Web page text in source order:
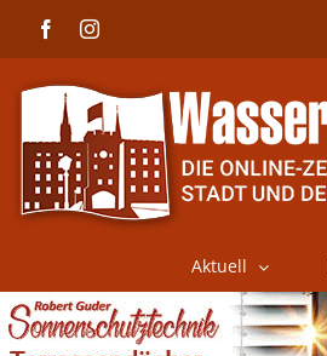
FacebookInstagram
Aktuell